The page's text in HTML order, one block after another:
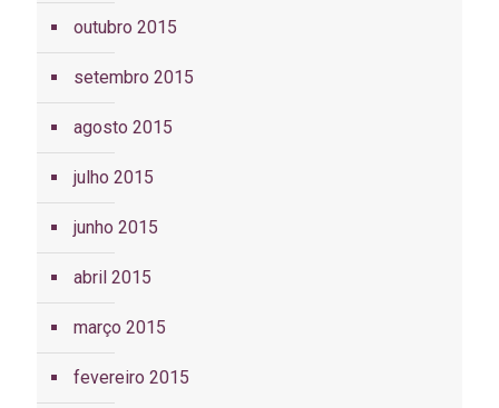
outubro 2015
setembro 2015
agosto 2015
julho 2015
junho 2015
abril 2015
março 2015
fevereiro 2015